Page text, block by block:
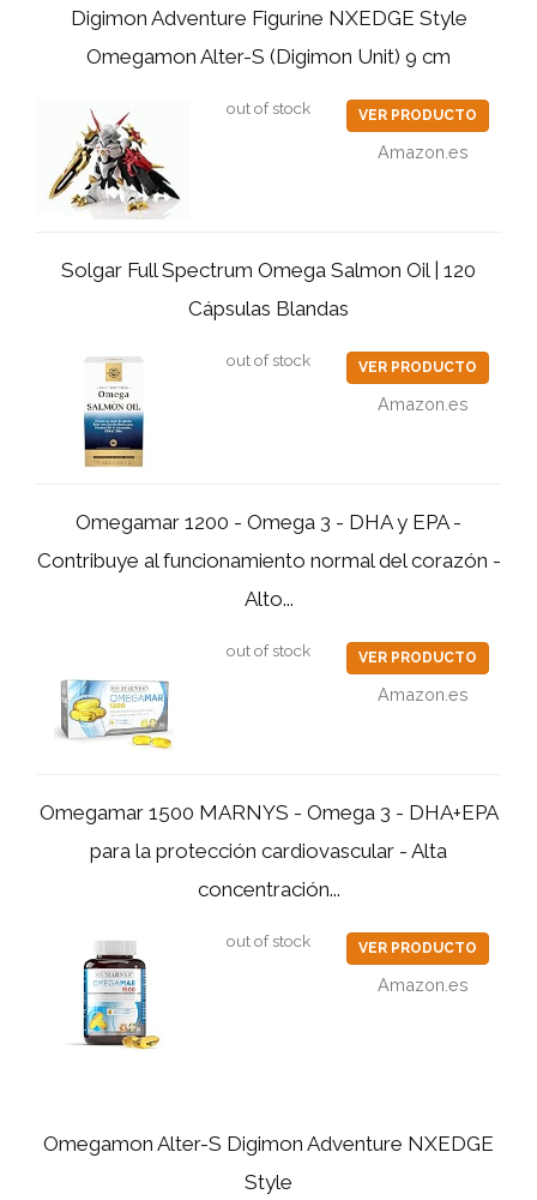
Digimon Adventure Figurine NXEDGE Style
Omegamon Alter-S (Digimon Unit) 9 cm
out of stock VER PRODUCTO
Amazon.es
Solgar Full Spectrum Omega Salmon Oil | 120
Cápsulas Blandas
out of stock VER PRODUCTO
Amazon.es
Omegamar 1200 - Omega 3 - DHA y EPA -
Contribuye al funcionamiento normal del corazón -
Alto...
out of stock VER PRODUCTO
Amazon.es
Omegamar 1500 MARNYS - Omega 3 - DHA+EPA
para la protección cardiovascular - Alta
concentración...
out of stock VER PRODUCTO
Amazon.es
Omegamon Alter-S Digimon Adventure NXEDGE
Style